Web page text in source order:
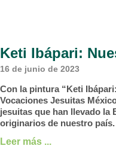
Keti Ibápari:
16 de junio de 2023
Con la pintura “Keti
Vocaciones Jesuitas
jesuitas que han llevado la
originarios de nuestro país.
Leer más ...